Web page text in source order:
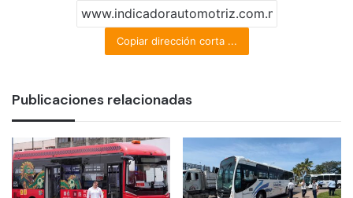
Copiar dirección corta ...
Publicaciones relacionadas